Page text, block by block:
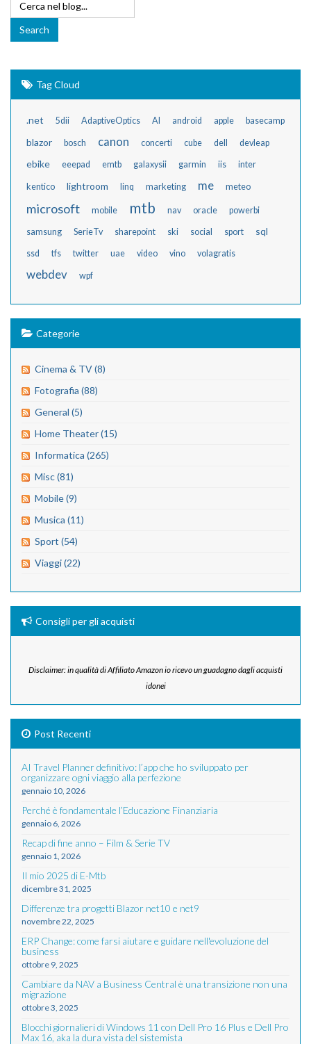
Tag Cloud
.net 5dii AdaptiveOptics AI android apple basecamp
blazor bosch canon concerti cube dell devleap
ebike eeepad emtb galaxysii garmin iis inter
kentico lightroom linq marketing me meteo
microsoft mobile mtb nav oracle powerbi
samsung SerieTv sharepoint ski social sport sql
ssd tfs twitter uae video vino volagratis
webdev wpf
Categorie
Cinema & TV (8)
Fotografia (88)
General (5)
Home Theater (15)
Informatica (265)
Misc (81)
Mobile (9)
Musica (11)
Sport (54)
Viaggi (22)
Consigli per gli acquisti
Disclaimer: in qualità di Affiliato Amazon io ricevo un guadagno dagli acquisti
idonei
Post Recenti
AI Travel Planner definitivo: l’app che ho sviluppato per
organizzare ogni viaggio alla perfezione
gennaio 10, 2026
Perché è fondamentale l’Educazione Finanziaria
gennaio 6, 2026
Recap di fine anno – Film & Serie TV
gennaio 1, 2026
Il mio 2025 di E-Mtb
dicembre 31, 2025
Differenze tra progetti Blazor net10 e net9
novembre 22, 2025
ERP Change: come farsi aiutare e guidare nell'evoluzione del
business
ottobre 9, 2025
Cambiare da NAV a Business Central è una transizione non una
migrazione
ottobre 3, 2025
Blocchi giornalieri di Windows 11 con Dell Pro 16 Plus e Dell Pro
Max 16, aka la dura vista del sistemista